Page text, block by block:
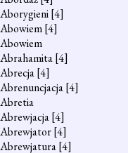
Aborygieni[4]
Abowiem[4]
Abowiem
Abrahamita[4]
Abrecja[4]
Abrenuncjacja[4]
Abretia
Abrewjacja[4]
Abrewjator[4]
Abrewjatura[4]